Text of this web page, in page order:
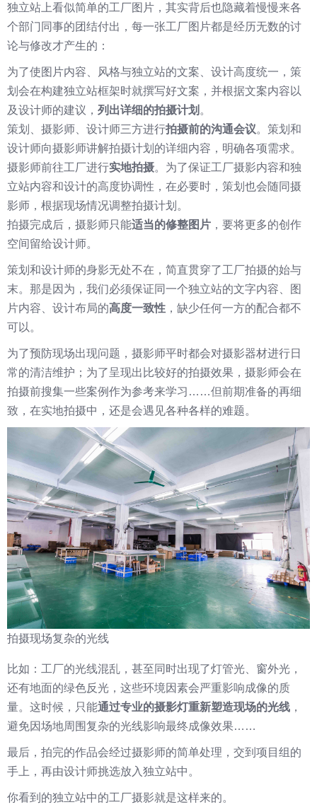
独立站上看似简单的工厂图片，其实背后也隐藏着慢慢来各
个部门同事的团结付出，每一张工厂图片都是经历无数的讨
论与修改才产生的：
为了使图片内容、风格与独立站的文案、设计高度统一，策
划会在构建独立站框架时就撰写好文案，并根据文案内容以
及设计师的建议， 列出详细的拍摄计划 。
策划、摄影师、设计师三方进行拍摄前的沟通会议。策划和
设计师向摄影师讲解拍摄计划的详细内容，明确各项需求。
摄影师前往工厂进行实地拍摄。为了保证工厂摄影内容和独
立站内容和设计的高度协调性，在必要时，策划也会随同摄
影师，根据现场情况调整拍摄计划。
拍摄完成后，摄影师只能适当的修整图片 ，要将更多的创作
空间留给设计师。
策划和设计师的身影无处不在，简直贯穿了工厂拍摄的始与
末。那是因为，我们必须保证同一个独立站的文字内容、图
片内容、设计布局的高度一致性 ，缺少任何一方的配合都不
可以。
为了预防现场出现问题，摄影师平时都会对摄影器材进行日
常的清洁维护；为了呈现出比较好的拍摄效果，摄影师会在
拍摄前搜集一些案例作为参考来学习……但前期准备的再细
致，在实地拍摄中，还是会遇见各种各样的难题。​
拍摄现场复杂的光线
比如：工厂的光线混乱，甚至同时出现了灯管光、窗外光，
还有地面的绿色反光，这些环境因素会严重影响成像的质
量。这时候，只能通过专业的摄影灯重新塑造现场的光线 ，
避免因场地周围复杂的光线影响最终成像效果……
最后，拍完的作品会经过摄影师的简单处理，交到项目组的
手上，再由设计师挑选放入独立站中。
你看到的独立站中的工厂摄影就是这样来的。